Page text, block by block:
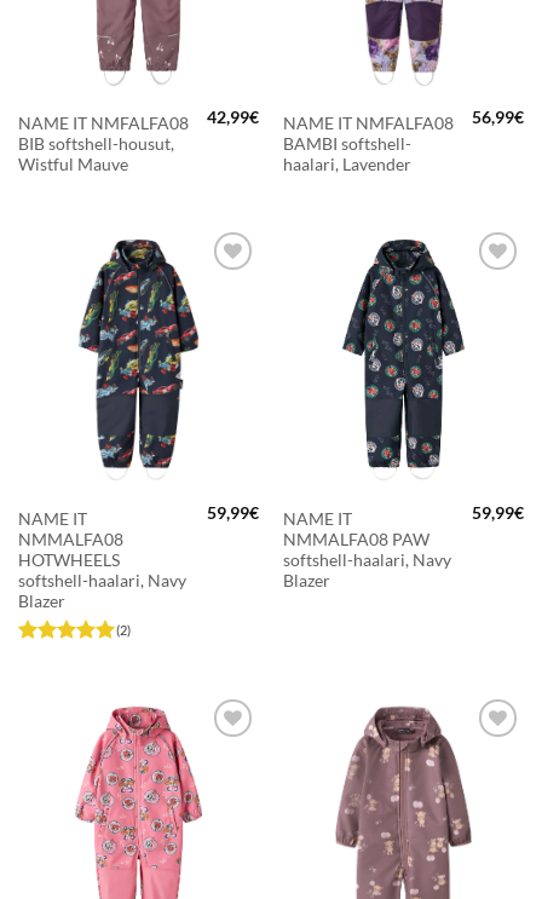
NAME IT NMFALFA08
BIB softshell-housut,
Wistful Mauve
42,99€
NAME IT NMFALFA08
BAMBI softshell-
haalari, Lavender
56,99€
LISÄÄ
SUOSIKKEIHIN
NAME IT
NMMALFA08
HOTWHEELS
softshell-haalari, Navy
Blazer
(2)
59,99€
LISÄÄ
SUOSIKKEIHIN
NAME IT
NMMALFA08 PAW
softshell-haalari, Navy
Blazer
59,99€
LISÄÄ
SUOSIKKEIHIN
LISÄÄ
SUOSIKKEIHIN